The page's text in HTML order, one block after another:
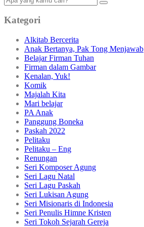
Kategori
Alkitab Bercerita
Anak Bertanya, Pak Tong Menjawab
Belajar Firman Tuhan
Firman dalam Gambar
Kenalan, Yuk!
Komik
Majalah Kita
Mari belajar
PA Anak
Panggung Boneka
Paskah 2022
Pelitaku
Pelitaku – Eng
Renungan
Seri Komposer Agung
Seri Lagu Natal
Seri Lagu Paskah
Seri Lukisan Agung
Seri Misionaris di Indonesia
Seri Penulis Himne Kristen
Seri Tokoh Sejarah Gereja